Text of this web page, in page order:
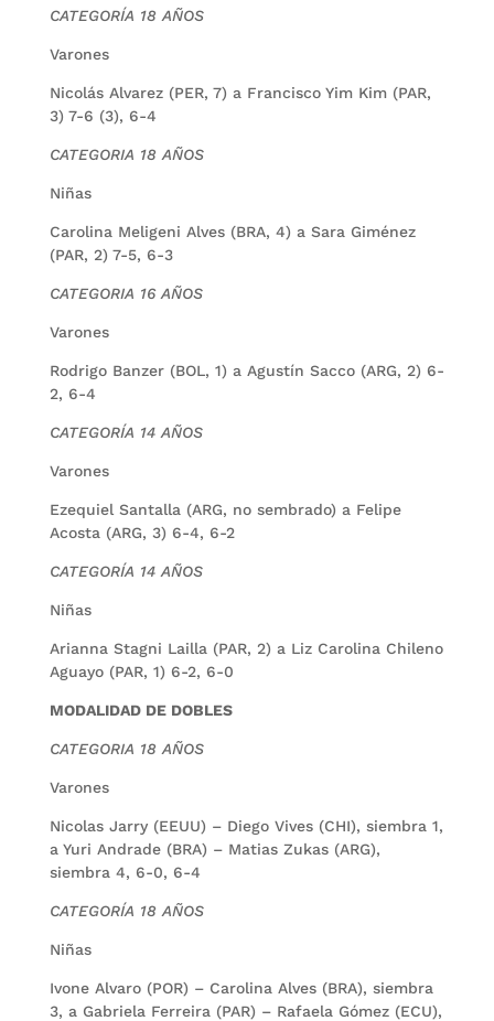
CATEGORÍA 18 AÑOS
Varones
Nicolás Alvarez (PER, 7) a Francisco Yim Kim (PAR,
3) 7-6 (3), 6-4
CATEGORIA 18 AÑOS
Niñas
Carolina Meligeni Alves (BRA, 4) a Sara Giménez
(PAR, 2) 7-5, 6-3
CATEGORIA 16 AÑOS
Varones
Rodrigo Banzer (BOL, 1) a Agustín Sacco (ARG, 2) 6-
2, 6-4
CATEGORÍA 14 AÑOS
Varones
Ezequiel Santalla (ARG, no sembrado) a Felipe
Acosta (ARG, 3) 6-4, 6-2
CATEGORÍA 14 AÑOS
Niñas
Arianna Stagni Lailla (PAR, 2) a Liz Carolina Chileno
Aguayo (PAR, 1) 6-2, 6-0
MODALIDAD DE DOBLES
CATEGORIA 18 AÑOS
Varones
Nicolas Jarry (EEUU) – Diego Vives (CHI), siembra 1,
a Yuri Andrade (BRA) – Matias Zukas (ARG),
siembra 4, 6-0, 6-4
CATEGORÍA 18 AÑOS
Niñas
Ivone Alvaro (POR) – Carolina Alves (BRA), siembra
3, a Gabriela Ferreira (PAR) – Rafaela Gómez (ECU),